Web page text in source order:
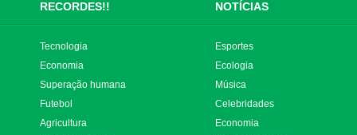
RECORDES!! NOTÍCIAS
Tecnologia
Economia
Superação humana
Futebol
Agricultura
Esportes
Ecologia
Música
Celebridades
Economia